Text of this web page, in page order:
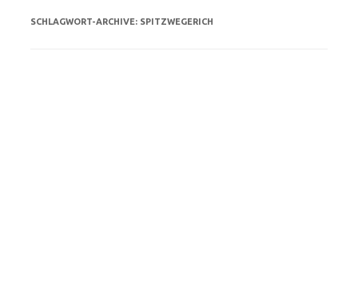
SCHLAGWORT-ARCHIVE: SPITZWEGERICH